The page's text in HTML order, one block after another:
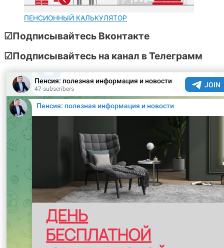
ПЕНСИОННЫЙ КАЛЬКУЛЯТОР
☑Подписывайтесь Вконтакте
☑Подписывайтесь на канал в Телеграмм